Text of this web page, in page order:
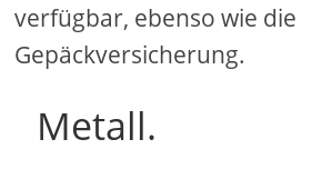
verfügbar, ebenso wie die
Gepäckversicherung.
Metall.